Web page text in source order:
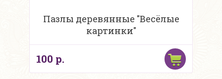
Пазлы деревянные "Весёлые
картинки"
100 р.